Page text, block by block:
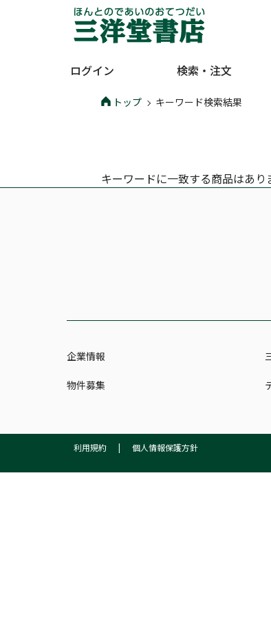
ログイン 検索・注文
トップ キーワード検索結果
キーワードに一致する商品はあり
企業情報
物件募集
利用規約 | 個人情報保護方針